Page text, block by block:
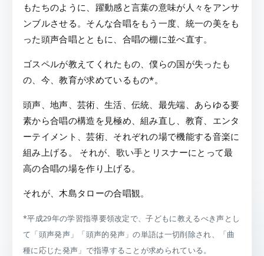
もたちのように、躍動感と言葉の意味が人々をアンサ
ンブルさせる。そんな合唱をもう一度、統一の美をも
った頭声合唱とともに、合唱の棚に並べ直す。
ゴスペルが教えてくれたもの、僕らの国が失ったも
の、今、教育が求めているもの*。
頭声、地声、芸術、生活、伝統、最先端、あらゆる要
素から合唱の構造を見極め、組み直し、教育、エンタ
ーテイメント、芸術、それぞれの場で機能する音楽に
組み上げる。 それが、歌い手とリスナーにとって最
高の合唱の場を作り上げる。
それが、木島タローの合唱観。
*平成29年の学習指導要領改定で、子どもに教えるべき声とし
て「頭声発声」「頭声的発声」の単語は一切削除され、「曲
種に応じた発声」で指導することが求められている。